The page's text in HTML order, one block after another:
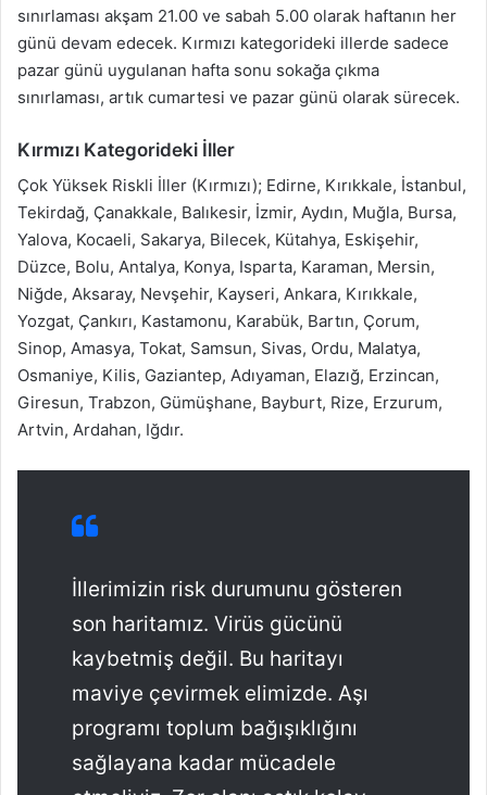
sınırlaması akşam 21.00 ve sabah 5.00 olarak haftanın her
günü devam edecek. Kırmızı kategorideki illerde sadece
pazar günü uygulanan hafta sonu sokağa çıkma
sınırlaması, artık cumartesi ve pazar günü olarak sürecek.
Kırmızı Kategorideki İller
Çok Yüksek Riskli İller (Kırmızı); Edirne, Kırıkkale, İstanbul,
Tekirdağ, Çanakkale, Balıkesir, İzmir, Aydın, Muğla, Bursa,
Yalova, Kocaeli, Sakarya, Bilecek, Kütahya, Eskişehir,
Düzce, Bolu, Antalya, Konya, Isparta, Karaman, Mersin,
Niğde, Aksaray, Nevşehir, Kayseri, Ankara, Kırıkkale,
Yozgat, Çankırı, Kastamonu, Karabük, Bartın, Çorum,
Sinop, Amasya, Tokat, Samsun, Sivas, Ordu, Malatya,
Osmaniye, Kilis, Gaziantep, Adıyaman, Elazığ, Erzincan,
Giresun, Trabzon, Gümüşhane, Bayburt, Rize, Erzurum,
Artvin, Ardahan, Iğdır.
İllerimizin risk durumunu gösteren
son haritamız. Virüs gücünü
kaybetmiş değil. Bu haritayı
maviye çevirmek elimizde. Aşı
programı toplum bağışıklığını
sağlayana kadar mücadele